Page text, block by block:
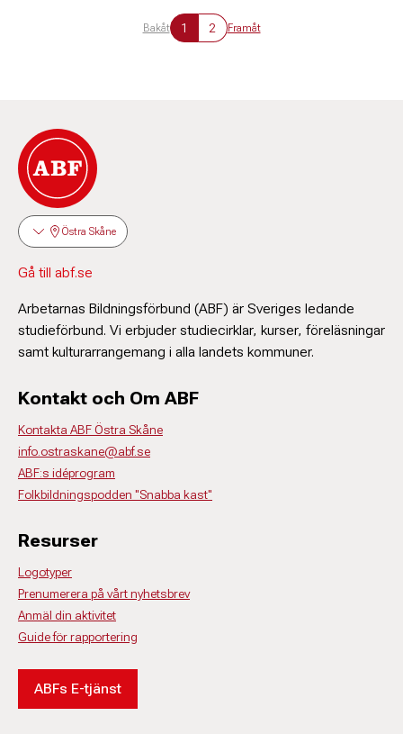
Bakåt 1 2 Framåt
Östra Skåne
Gå till abf.se
Arbetarnas Bildningsförbund (ABF) är Sveriges ledande
studieförbund. Vi erbjuder studiecirklar, kurser, föreläsningar
samt kulturarrangemang i alla landets kommuner.
Kontakt och Om ABF
Kontakta ABF Östra Skåne
info.ostraskane@abf.se
ABF:s idéprogram
Folkbildningspodden "Snabba kast"
Resurser
Logotyper
Prenumerera på vårt nyhetsbrev
Anmäl din aktivitet
Guide för rapportering
ABFs E-tjänst